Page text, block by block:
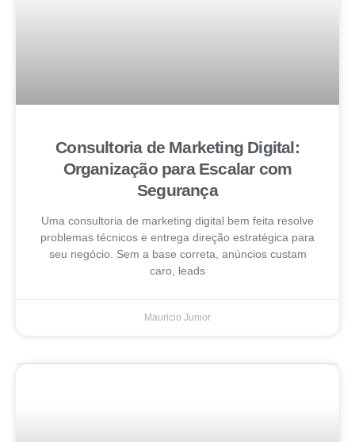
Consultoria de Marketing Digital:
Organização para Escalar com
Segurança
Uma consultoria de marketing digital bem feita resolve
problemas técnicos e entrega direção estratégica para
seu negócio. Sem a base correta, anúncios custam
caro, leads
Mauricio Junior